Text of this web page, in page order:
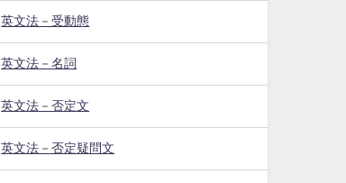
英文法－受動態
英文法－名詞
英文法－否定文
英文法－否定疑問文